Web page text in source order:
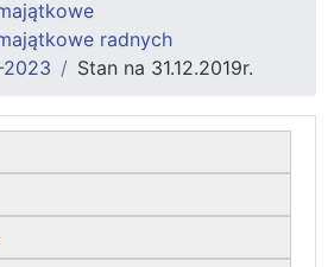
radnych
2023
Stan na 31.12.2019r.